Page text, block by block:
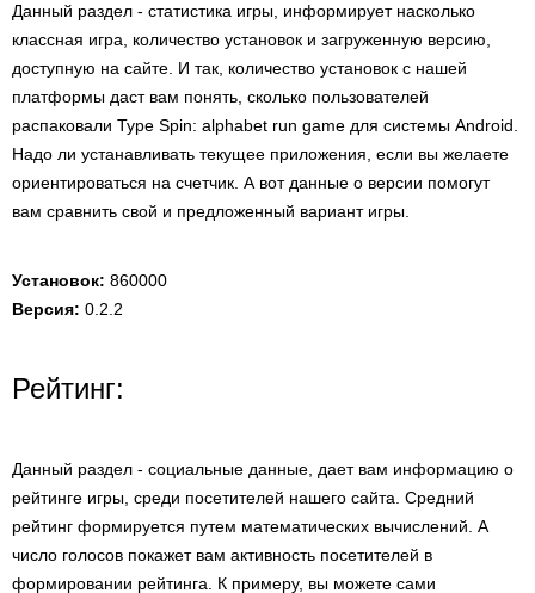
Данный раздел - статистика игры, информирует насколько
классная игра, количество установок и загруженную версию,
доступную на сайте. И так, количество установок с нашей
платформы даст вам понять, сколько пользователей
распаковали Type Spin: alphabet run game для системы Android.
Надо ли устанавливать текущее приложения, если вы желаете
ориентироваться на счетчик. А вот данные о версии помогут
вам сравнить свой и предложенный вариант игры.
Установок: 860000
Версия: 0.2.2
Рейтинг:
Данный раздел - социальные данные, дает вам информацию о
рейтинге игры, среди посетителей нашего сайта. Средний
рейтинг формируется путем математических вычислений. А
число голосов покажет вам активность посетителей в
формировании рейтинга. К примеру, вы можете сами